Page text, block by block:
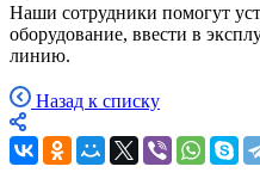
Наши сотрудники помогут
оборудование, ввести в
линию.
Назад к списку